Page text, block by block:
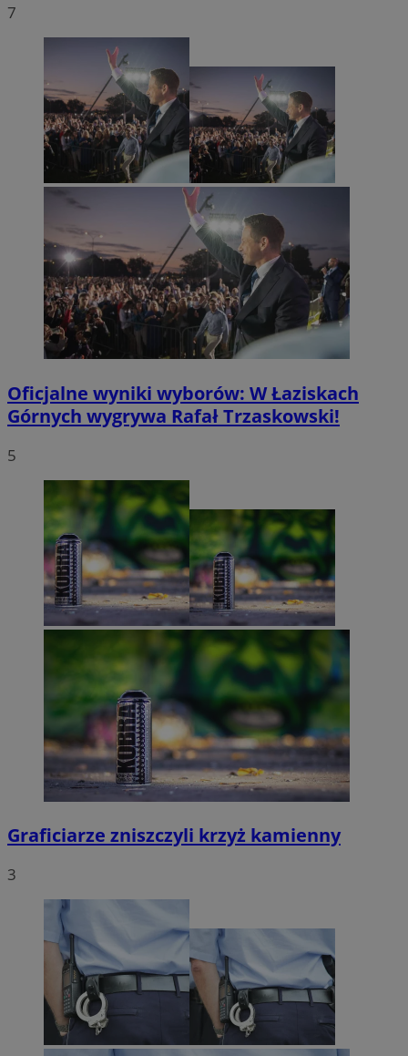
7
Oficjalne wyniki wyborów: W Łaziskach
Górnych wygrywa Rafał Trzaskowski!
5
Graficiarze zniszczyli krzyż kamienny
3